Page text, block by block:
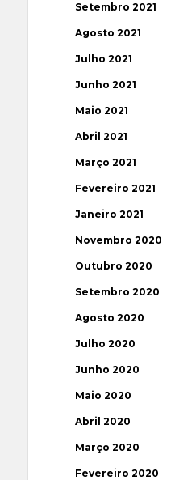
Setembro 2021
Agosto 2021
Julho 2021
Junho 2021
Maio 2021
Abril 2021
Março 2021
Fevereiro 2021
Janeiro 2021
Novembro 2020
Outubro 2020
Setembro 2020
Agosto 2020
Julho 2020
Junho 2020
Maio 2020
Abril 2020
Março 2020
Fevereiro 2020